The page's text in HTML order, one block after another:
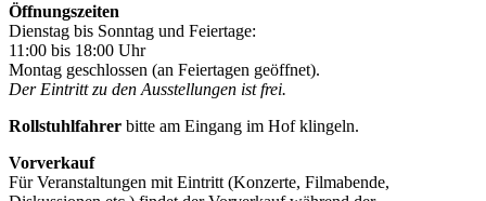
Öffnungszeiten
Dienstag bis Sonntag und Feiertage:
11:00 bis 18:00 Uhr
Montag geschlossen (an Feiertagen geöffnet).
Der Eintritt zu den Ausstellungen ist frei.
Rollstuhlfahrer bitte am Eingang im Hof klingeln.
Vorverkauf
Für Veranstaltungen mit Eintritt (Konzerte, Filmabende,